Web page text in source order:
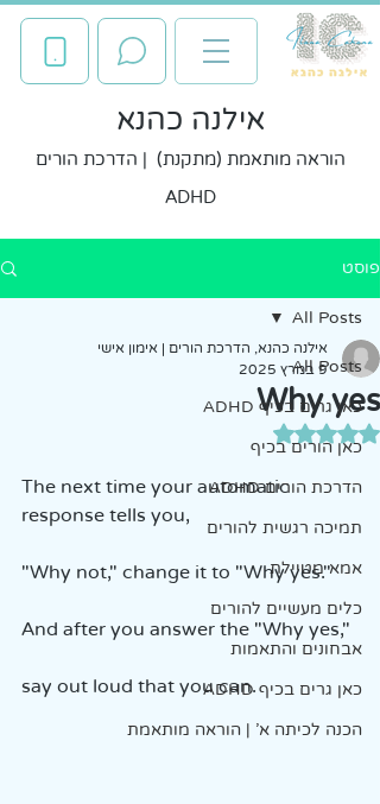
אילנה כהנא
הוראה מותאמת (מתקנת) | הדרכת הורים
ADHD
פוסט
All Posts
כאן גרים בכיף ADHD
כאן הורים בכיף
הדרכת הורים ADHD
תמיכה רגשית להורים
אמא מטיילת
כלים מעשיים להורים
אבחונים והתאמות
כאן גרים בכיף ADHD
הכנה לכיתה א' | הוראה מותאמת
All Posts
Why yes
אילנה כהנא, הדרכת הורים | אימון אישי
9 במרץ 2025
דירוג של NaN מתוך 5 כוכבים
The next time your automatic
response tells you,
"Why not," change it to "Why yes."
And after you answer the "Why yes,"
say out loud that you can.